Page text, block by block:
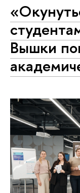
Вышки